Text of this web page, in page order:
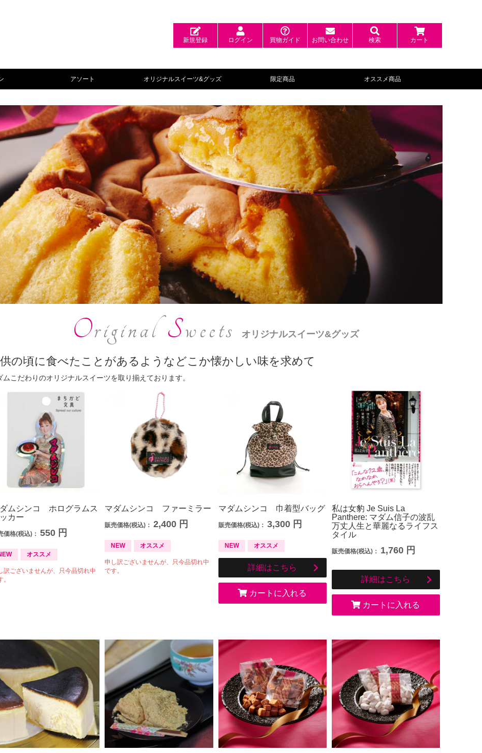
新規登録 ログイン 買物ガイド お問い合わせ 検索 カート
アソート オリジナルスイーツ&グッズ 限定商品 オススメ商品
Original Sweets オリジナルスイーツ&グッズ
の頃に食べたことがあるようなどこか懐かしい味を求めて
ムこだわりのオリジナルスイーツを取り揃えております。
ムシンコ ホログラムス
カー
価格(税込)： 550 円
オススメ
訳ございませんが、只今品切れ中
。
マダムシンコ ファーミラー
販売価格(税込)：2,400 円
NEW オススメ
申し訳ございませんが、只今品切れ中
です。
マダムシンコ 巾着型バッグ
販売価格(税込)： 3,300円
NEW オススメ
詳細はこちら
カートに入れる
私は女豹 Je Suis La
Panthere: マダム信子の波乱
万丈人生と華麗なるライフス
タイル
販売価格(税込)： 1,760円
詳細はこちら
カートに入れる